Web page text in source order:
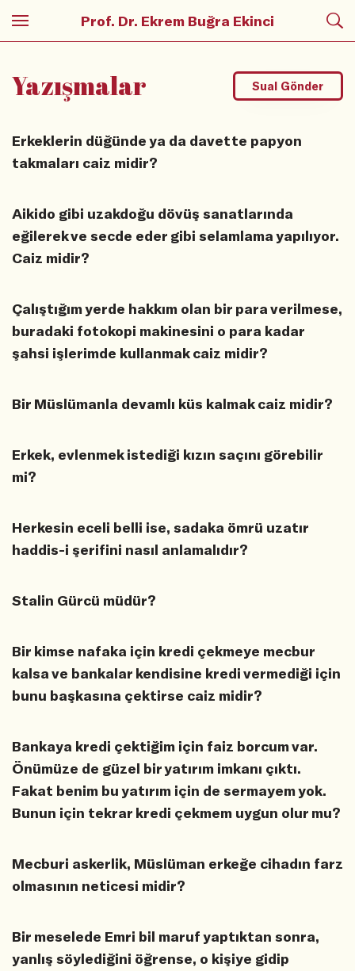
Prof. Dr. Ekrem Buğra Ekinci
Yazışmalar Sual Gönder
Erkeklerin düğünde ya da davette papyon
takmaları caiz midir?
Aikido gibi uzakdoğu dövüş sanatlarında
eğilerek ve secde eder gibi selamlama yapılıyor.
Caiz midir?
Çalıştığım yerde hakkım olan bir para verilmese,
buradaki fotokopi makinesini o para kadar
şahsi işlerimde kullanmak caiz midir?
Bir Müslümanla devamlı küs kalmak caiz midir?
Erkek, evlenmek istediği kızın saçını görebilir
mi?
Herkesin eceli belli ise, sadaka ömrü uzatır
haddis-i şerifini nasıl anlamalıdır?
Stalin Gürcü müdür?
Bir kimse nafaka için kredi çekmeye mecbur
kalsa ve bankalar kendisine kredi vermediği için
bunu başkasına çektirse caiz midir?
Bankaya kredi çektiğim için faiz borcum var.
Önümüze de güzel bir yatırım imkanı çıktı.
Fakat benim bu yatırım için de sermayem yok.
Bunun için tekrar kredi çekmem uygun olur mu?
Mecburi askerlik, Müslüman erkeğe cihadın farz
olmasının neticesi midir?
Bir meselede Emri bil maruf yaptıktan sonra,
yanlış söylediğini öğrense, o kişiye gidip